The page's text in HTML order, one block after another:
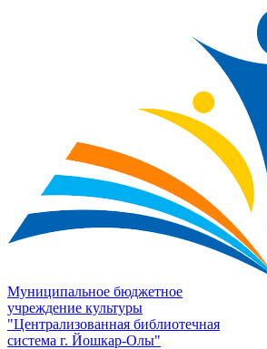
Муниципальное бюджетное
учреждение культуры
"Централизованная библиотечная
система г. Йошкар-Олы"